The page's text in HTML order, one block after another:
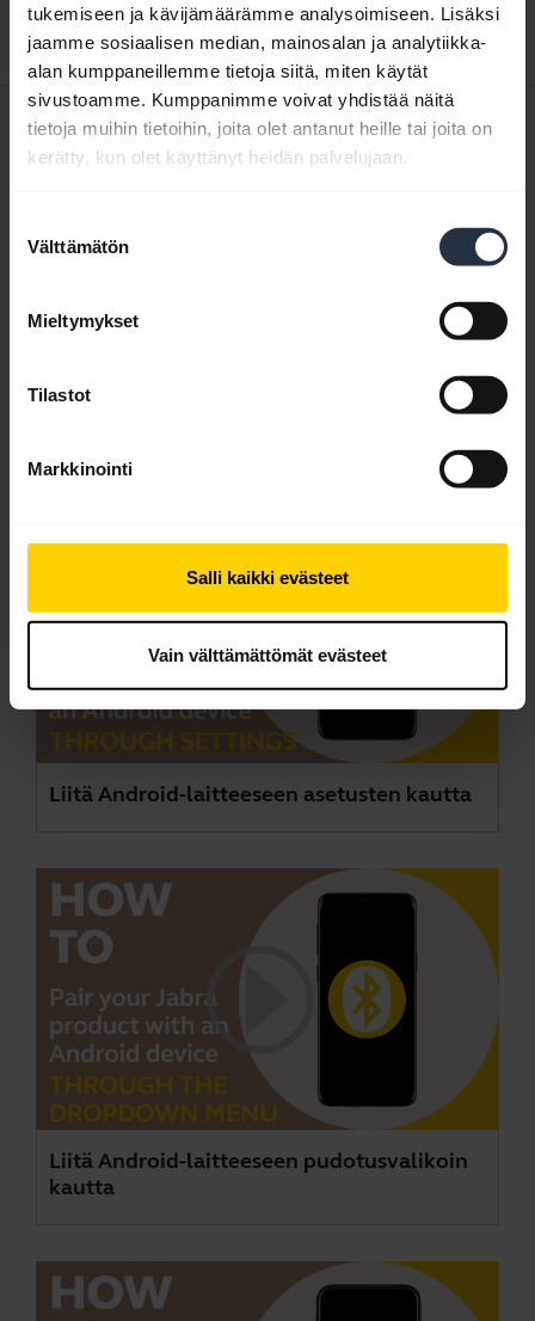
tukemiseen ja kävijämäärämme analysoimiseen. Lisäksi
jaamme sosiaalisen median, mainosalan ja analytiikka-
alan kumppaneillemme tietoja siitä, miten käytät
sivustoamme. Kumppanimme voivat yhdistää näitä
tietoja muihin tietoihin, joita olet antanut heille tai joita on
kerätty, kun olet käyttänyt heidän palvelujaan.
valinta
Välttämätön
Mieltymykset
Tilastot
Markkinointi
Salli kaikki evästeet
Vain välttämättömät evästeet
Lataa
3.03 MB - pdf
Pikaopas
Eurooppa, Lähi-itä ja Afrikka (monikielinen)
Liitä Android-laitteeseen asetusten kautta
Liitä Android-laitteeseen pudotusvalikoin
kautta